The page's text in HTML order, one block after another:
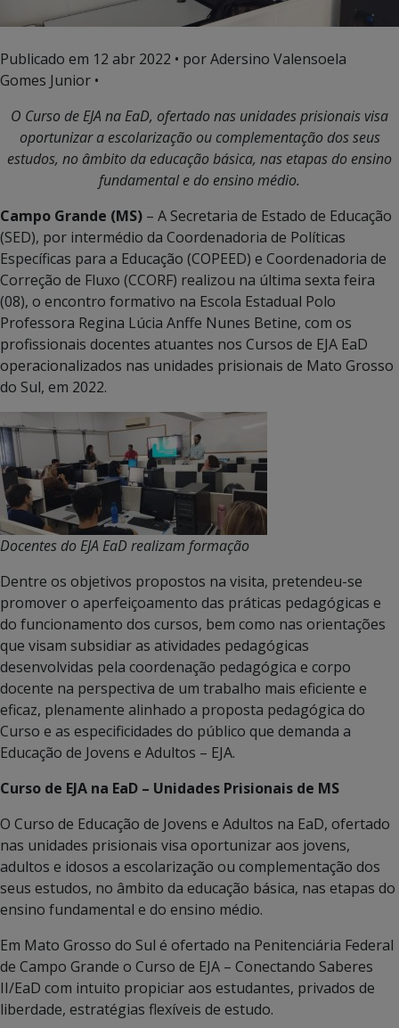
Publicado em 12 abr 2022 • por Adersino Valensoela
Gomes Junior •
O Curso de EJA na EaD, ofertado nas unidades prisionais visa
oportunizar a escolarização ou complementação dos seus
estudos, no âmbito da educação básica, nas etapas do ensino
fundamental e do ensino médio.
Campo Grande (MS) – A Secretaria de Estado de Educação
(SED), por intermédio da Coordenadoria de Políticas
Específicas para a Educação (COPEED) e Coordenadoria de
Correção de Fluxo (CCORF) realizou na última sexta feira
(08), o encontro formativo na Escola Estadual Polo
Professora Regina Lúcia Anffe Nunes Betine, com os
profissionais docentes atuantes nos Cursos de EJA EaD
operacionalizados nas unidades prisionais de Mato Grosso
do Sul, em 2022.
Docentes do EJA EaD realizam formação
Dentre os objetivos propostos na visita, pretendeu-se
promover o aperfeiçoamento das práticas pedagógicas e
do funcionamento dos cursos, bem como nas orientações
que visam subsidiar as atividades pedagógicas
desenvolvidas pela coordenação pedagógica e corpo
docente na perspectiva de um trabalho mais eficiente e
eficaz, plenamente alinhado a proposta pedagógica do
Curso e as especificidades do público que demanda a
Educação de Jovens e Adultos – EJA.
Curso de EJA na EaD – Unidades Prisionais de MS
O Curso de Educação de Jovens e Adultos na EaD, ofertado
nas unidades prisionais visa oportunizar aos jovens,
adultos e idosos a escolarização ou complementação dos
seus estudos, no âmbito da educação básica, nas etapas do
ensino fundamental e do ensino médio.
Em Mato Grosso do Sul é ofertado na Penitenciária Federal
de Campo Grande o Curso de EJA – Conectando Saberes
II/EaD com intuito propiciar aos estudantes, privados de
liberdade, estratégias flexíveis de estudo.